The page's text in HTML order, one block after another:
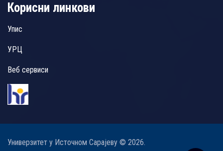
Корисни линкови
Упис
УРЦ
Веб сервиси
Универзитет у Источном Сарајеву © 2026.